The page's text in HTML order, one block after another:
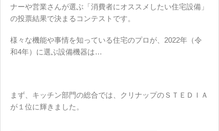
ナーや営業さんが選ぶ「消費者にオススメしたい住宅設備」
の投票結果で決まるコンテストです。
様々な機能や事情を知っている住宅のプロが、2022年（令
和4年）に選ぶ設備機器は…
まず、 キッチン部門の総合では、 クリナップのＳＴＥＤＩＡ
が１位に輝きました。